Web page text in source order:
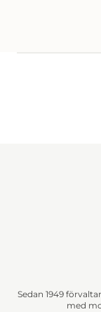
Sedan 1949
med